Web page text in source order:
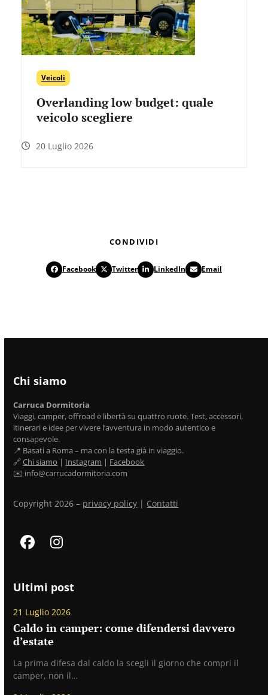
Veicoli
Overlanding low budget: quale
veicolo scegliere
20 Luglio 2026
CONDIVIDI
Facebook Twitter LinkedIn Email
Chi siamo
Carruca Dormitoria
Viaggi, camper, offroad e libertà su quattro ruote. Test, accessori,
itinerari e idee per vivere l’avventura in modo autentico e
consapevole.
📍 Basati a Roma – ma con la testa già in viaggio.
🔗Chi siamo | Instagram | Facebook
✉️ info@carrucadormitoria.com
Copyright 2026 – privacy policy | Contatti
FacebookInstagram
Ultimi post
21 Luglio 2026
Caldo in camper: come difendersi davvero
d’estate
La prima difesa dal caldo la scegli il giorno che compri il
camper, non il…